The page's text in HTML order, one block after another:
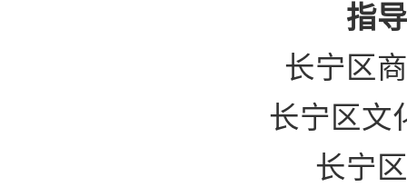
指
长宁区商
长宁区文
长宁区